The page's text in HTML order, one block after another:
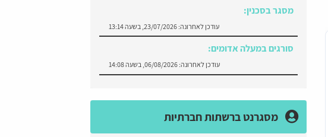
מסגר בסכנין:
עודכן לאחרונה: 23/07/2026, בשעה 13:14
סורגים במעלה אדומים:
עודכן לאחרונה: 06/08/2026, בשעה 14:08
מסגרנט ברשתות חברתיות